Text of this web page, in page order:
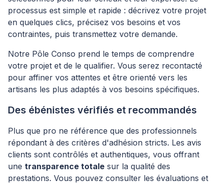
processus est simple et rapide : décrivez votre projet
en quelques clics, précisez vos besoins et vos
contraintes, puis transmettez votre demande.
Notre Pôle Conso prend le temps de comprendre
votre projet et de le qualifier. Vous serez recontacté
pour affiner vos attentes et être orienté vers les
artisans les plus adaptés à vos besoins spécifiques.
Des ébénistes vérifiés et recommandés
Plus que pro ne référence que des professionnels
répondant à des critères d'adhésion stricts. Les avis
clients sont contrôlés et authentiques, vous offrant
une transparence totale sur la qualité des
prestations. Vous pouvez consulter les évaluations et